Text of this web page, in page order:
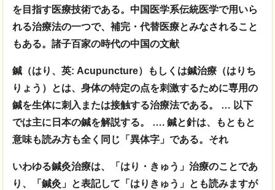
を目指す医療技術である。中国医学系伝統医学で用いら
れる治療法の一つで、補完・代替医療とみなされること
もある。諸子百家の時代の中国の文献
鍼（はり、英: Acupuncture）もしくは鍼治療（はりち
りょう）とは、身体の特定の点を刺激するために専用の
鍼を生体に刺入または接触する治療法である。 … 以下
では主に日本の鍼を解説する。 …. 鍼と針は、もともと
意味も読み方も全く同じ「異体字」である。それ
いわゆる鍼灸治療は、「はり・きゅう」治療のことであ
り、「鍼灸」と表記して「はりきゅう」 とも読みますが